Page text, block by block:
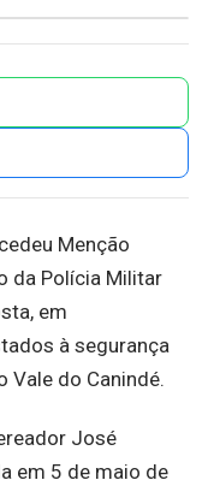
Menção
da Polícia Militar
em
à segurança
Vale do Canindé.
José
em 5 de maio de